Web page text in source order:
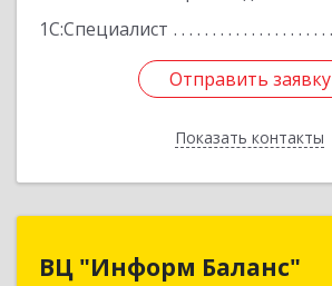
1С:Специалист
Отправить заявку
Показать контакты
Отправить заявку
Назад
ВЦ "Информ Баланс"